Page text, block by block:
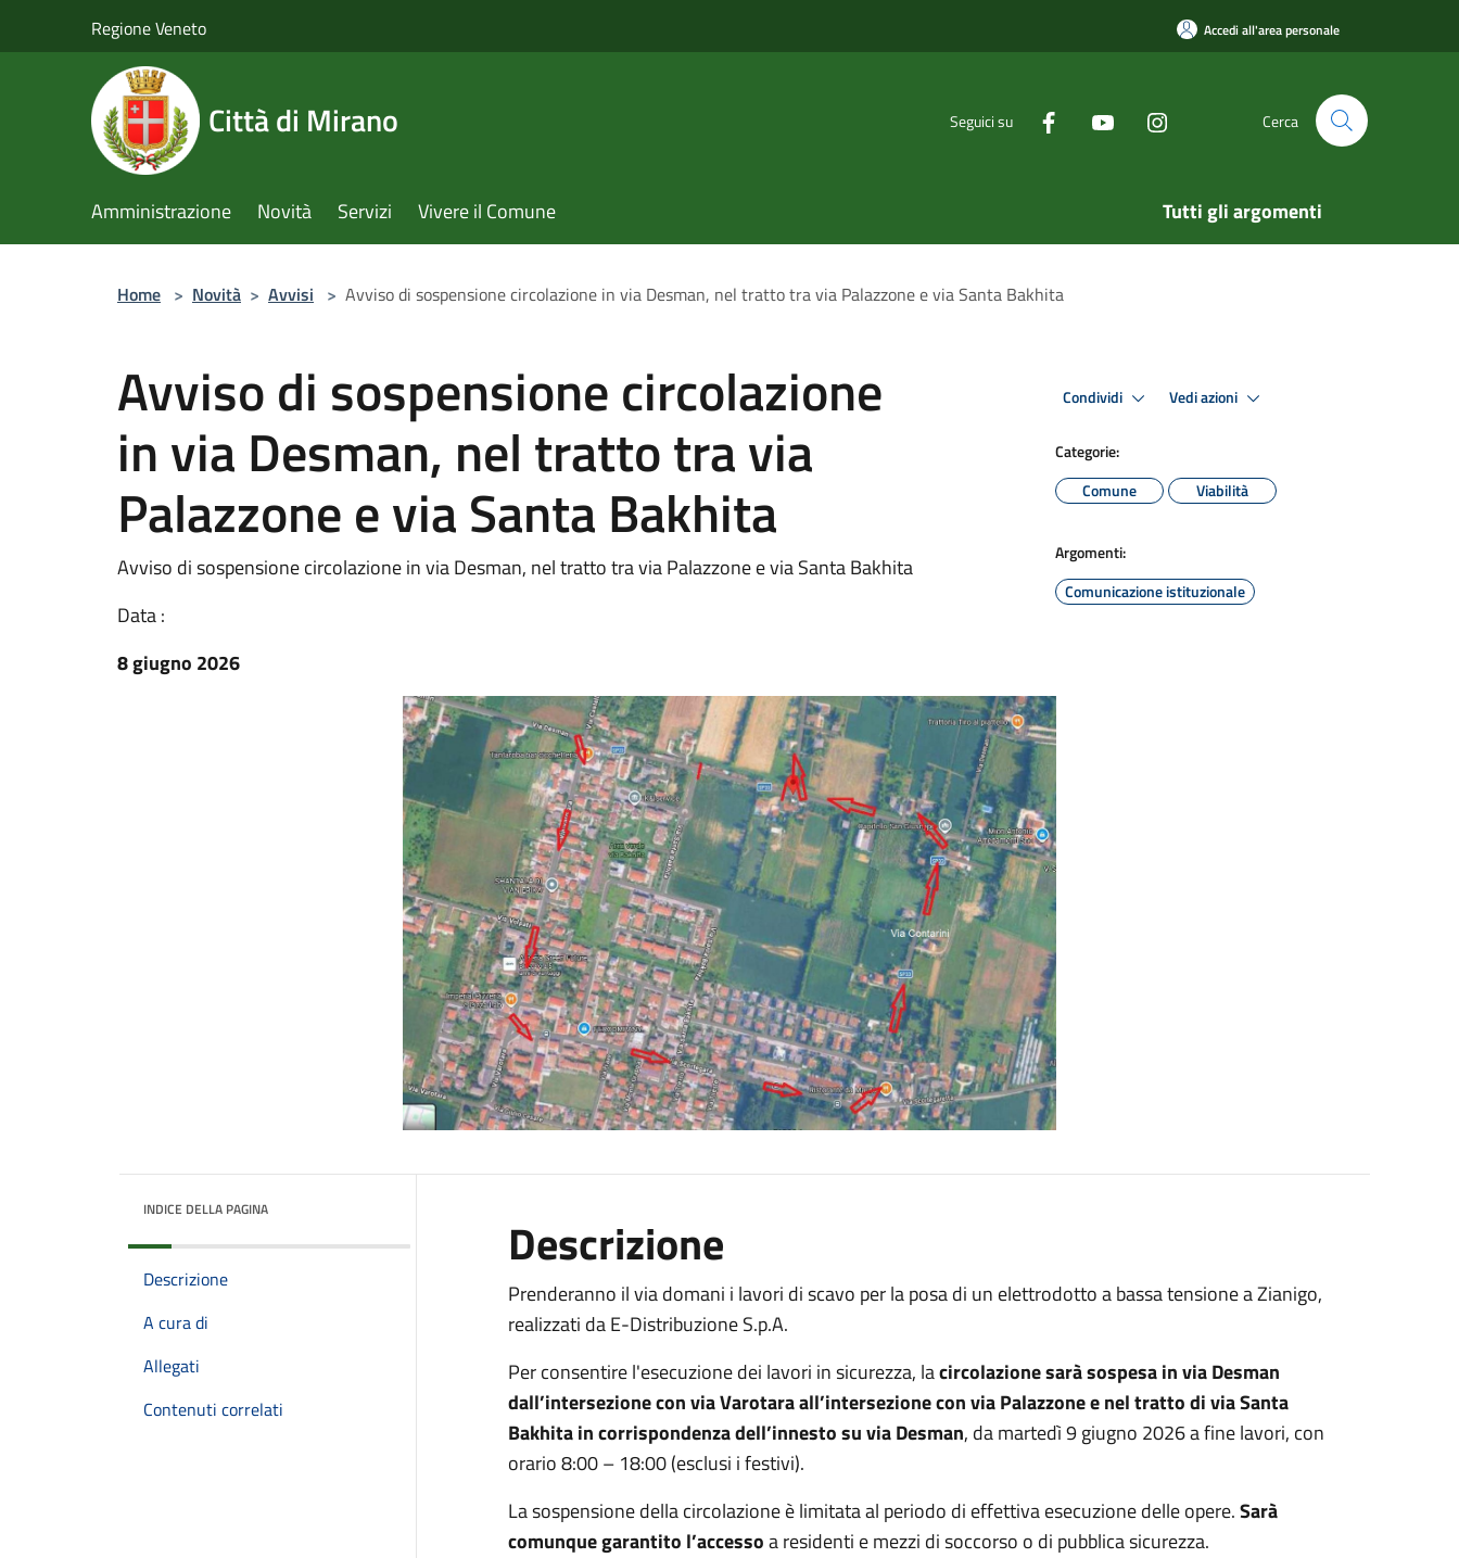
Regione Veneto Accedi all'area personale
Città di Mirano Seguici su Cerca
Amministrazione Novità Servizi Vivere il Comune Tutti gli argomenti
Home > Novità > Avvisi > Avviso di sospensione circolazione in via Desman, nel tratto tra via Palazzone e via Santa Bakhita
Avviso di sospensione circolazione
in via Desman, nel tratto tra via
Palazzone e via Santa Bakhita
Avviso di sospensione circolazione in via Desman, nel tratto tra via Palazzone e via Santa Bakhita
Data :
8 giugno 2026
Condividi Vedi azioni
Categorie:
Comune
Viabilità
Argomenti:
Comunicazione istituzionale
INDICE DELLA PAGINA
Descrizione
A cura di
Allegati
Contenuti correlati
Descrizione
Prenderanno il via domani i lavori di scavo per la posa di un elettrodotto a bassa tensione a Zianigo,
realizzati da E-Distribuzione S.p.A.
Per consentire l'esecuzione dei lavori in sicurezza, lacircolazione sarà sospesa in via Desman
dall’intersezione con via Varotara all’intersezione con via Palazzone e nel tratto di via Santa
Bakhita in corrispondenza dell’innesto su via Desman, da martedì 9 giugno 2026 a fine lavori, con
orario 8:00 – 18:00 (esclusi i festivi).
La sospensione della circolazione è limitata al periodo di effettiva esecuzione delle opere.Sarà
comunque garantito l’accessoa residenti e mezzi di soccorso o di pubblica sicurezza.